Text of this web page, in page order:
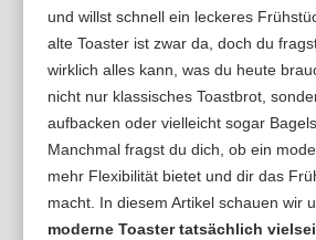
und willst schnell ein leckeres
alte Toaster ist zwar da, doch du
wirklich alles kann, was du heute
nicht nur klassisches Toastbrot,
aufbacken oder vielleicht sogar
Manchmal fragst du dich, ob ein
mehr Flexibilität bietet und dir das
macht. In diesem Artikel schauen wir
moderne Toaster tatsächlich